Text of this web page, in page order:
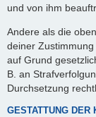
und von ihm
Andere als die
deiner
auf Grund
B. an
Durchsetzung
GESTATTUNG DER